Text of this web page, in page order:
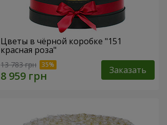
Цветы в чёрной коробке "151
красная роза"
13 783 грн Заказать